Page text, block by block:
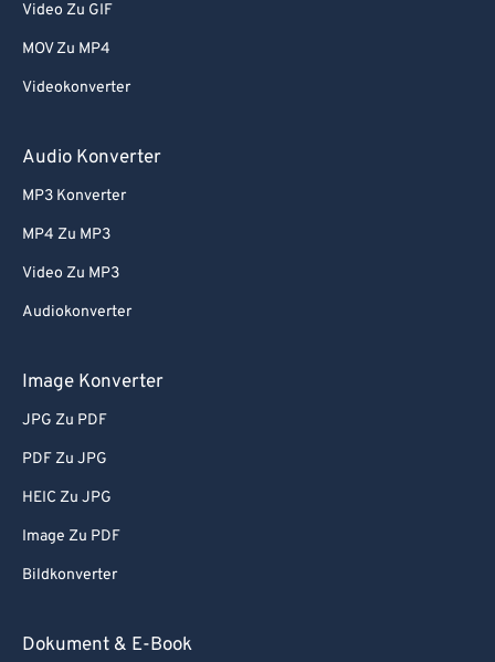
Video Zu GIF
MOV Zu MP4
Videokonverter
Audio Konverter
MP3 Konverter
MP4 Zu MP3
Video Zu MP3
Audiokonverter
Image Konverter
JPG Zu PDF
PDF Zu JPG
HEIC Zu JPG
Image Zu PDF
Bildkonverter
Dokument & E-Book